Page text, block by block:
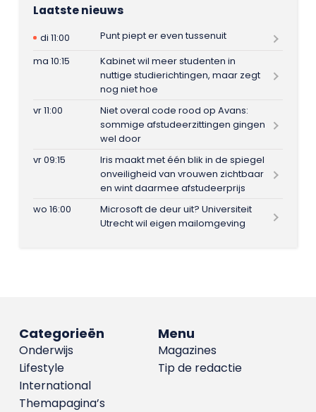
Laatste nieuws
di 11:00
Punt piept er even tussenuit
ma 10:15
Kabinet wil meer studenten in
nuttige studierichtingen, maar zegt
nog niet hoe
vr 11:00
Niet overal code rood op Avans:
sommige afstudeerzittingen gingen
wel door
vr 09:15
Iris maakt met één blik in de spiegel
onveiligheid van vrouwen zichtbaar
en wint daarmee afstudeerprijs
wo 16:00
Microsoft de deur uit? Universiteit
Utrecht wil eigen mailomgeving
Menu
Magazines
Tip de redactie
Categorieën
Onderwijs
Lifestyle
International
Themapagina’s